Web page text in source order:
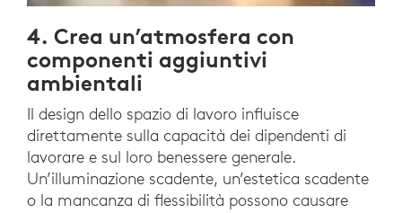
4. Crea un’atmosfera con
componenti aggiuntivi
ambientali
Il design dello spazio di lavoro influisce
direttamente sulla capacità dei dipendenti di
lavorare e sul loro benessere generale.
Un’illuminazione scadente, un’estetica scadente
o la mancanza di flessibilità possono causare